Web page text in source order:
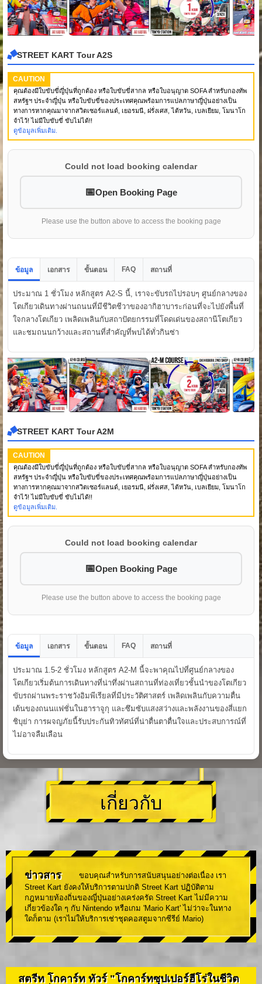
STREET KART Tour A2S
CAUTION
คุณต้องมีใบขับขี่ญี่ปุ่นที่ถูกต้อง หรือใบขับขี่สากล หรือใบอนุญาต SOFA สำหรับกองทัพ
สหรัฐฯ ประจำญี่ปุ่น หรือใบขับขี่ของประเทศคุณพร้อมการแปลภาษาญี่ปุ่นอย่างเป็น
ทางการหากคุณมาจากสวิตเซอร์แลนด์, เยอรมนี, ฝรั่งเศส, ไต้หวัน, เบลเยียม, โมนาโก
จำไว้! ไม่มีใบขับขี่ ขับไม่ได้!!
ดูข้อมูลเพิ่มเติม.
Could not load booking calendar
Open Booking Page
Please use the button above to access the booking page
ข้อมูล เอกสาร ขั้นตอน FAQ สถานที่
ประมาณ 1 ชั่วโมง หลักสูตร A2-S นี้, เราจะขับรถไปรอบๆ ศูนย์กลางของ
โตเกียวเดินทางผ่านถนนที่มีชีวิตชีวาของอากิฮาบาระก่อนที่จะไปยังพื้นที่
ใจกลางโตเกียว เพลิดเพลินกับสถาปัตยกรรมที่โดดเด่นของสถานีโตเกียว
และชมถนนกว้างและสถานที่สำคัญที่พบได้ทั่วกินซ่า
STREET KART Tour A2M
CAUTION
คุณต้องมีใบขับขี่ญี่ปุ่นที่ถูกต้อง หรือใบขับขี่สากล หรือใบอนุญาต SOFA สำหรับกองทัพ
สหรัฐฯ ประจำญี่ปุ่น หรือใบขับขี่ของประเทศคุณพร้อมการแปลภาษาญี่ปุ่นอย่างเป็น
ทางการหากคุณมาจากสวิตเซอร์แลนด์, เยอรมนี, ฝรั่งเศส, ไต้หวัน, เบลเยียม, โมนาโก
จำไว้! ไม่มีใบขับขี่ ขับไม่ได้!!
ดูข้อมูลเพิ่มเติม.
Could not load booking calendar
Open Booking Page
Please use the button above to access the booking page
ข้อมูล เอกสาร ขั้นตอน FAQ สถานที่
ประมาณ 1.5-2 ชั่วโมง หลักสูตร A2-M นี้จะพาคุณไปที่ศูนย์กลางของ
โตเกียวเริ่มต้นการเดินทางที่น่าทึ่งผ่านสถานที่ท่องเที่ยวชั้นนำของโตเกียว
ขับรถผ่านพระราชวังอิมพีเรียลที่มีประวัติศาสตร์ เพลิดเพลินกับความตื่น
เต้นของถนนแฟชั่นในฮาราจูกุ และซึมซับแสงสว่างและพลังงานของสี่แยก
ชิบุย่า การผจญภัยนี้รับประกันทิวทัศน์ที่น่าตื่นตาตื่นใจและประสบการณ์ที่
ไม่อาจลืมเลือน
เกี่ยวกับ
ข่าวสาร
ขอบคุณสำหรับการสนับสนุนอย่างต่อเนื่อง เรา
Street Kart ยังคงให้บริการตามปกติ Street Kart ปฏิบัติตาม
กฎหมายท้องถิ่นของญี่ปุ่นอย่างเคร่งครัด Street Kart ไม่มีความ
เกี่ยวข้องใด ๆ กับ Nintendo หรือเกม 'Mario Kart' ไม่ว่าจะในทาง
ใดก็ตาม (เราไม่ให้บริการเช่าชุดคอสตูมจากซีรีย์ Mario)
สตรีท โกคาร์ท ทัวร์ "โกคาร์ทซุปเปอร์ฮีโร่ในชีวิต